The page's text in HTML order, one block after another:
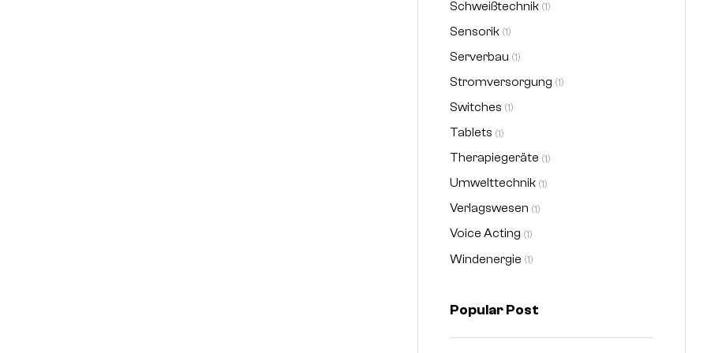
Schweißtechnik (1)
Sensorik (1)
Serverbau (1)
Stromversorgung (1)
Switches (1)
Tablets (1)
Therapiegeräte (1)
Umwelttechnik (1)
Verlagswesen (1)
Voice Acting (1)
Windenergie (1)
Popular Post